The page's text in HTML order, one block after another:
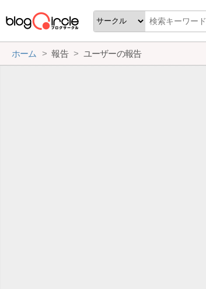
ホーム 報告 ユーザーの報告